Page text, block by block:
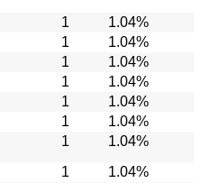
1 1.04%
1 1.04%
1 1.04%
1 1.04%
1 1.04%
1 1.04%
1 1.04%
1 1.04%